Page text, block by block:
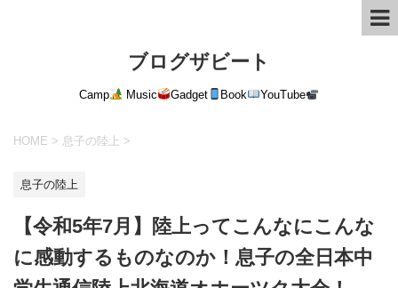
ブログザビート
Camp Music Gadget Book YouTube
HOME > 息子の陸上 >
息子の陸上
【令和5年7月】陸上ってこんなにこんな
に感動するものなのか！息子の全日本中